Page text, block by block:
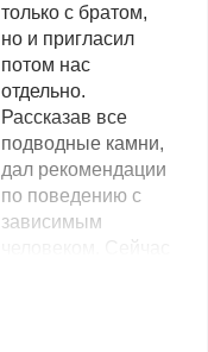
только с братом,
но и пригласил
потом нас
отдельно.
Рассказав все
подводные камни,
дал рекомендации
по поведению с
зависимым